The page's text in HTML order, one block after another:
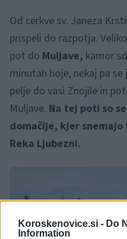
Koroskenovice.si - Do
Information
Od cerkve sv. Janeza
prispeli do razpotja.
pot do Muljave, kamor
minutah hoje, nekaj pa
pelje do vasi Znojile in
Muljave. Na tej poti so
domačije, kjer
Reka Ljubezni.